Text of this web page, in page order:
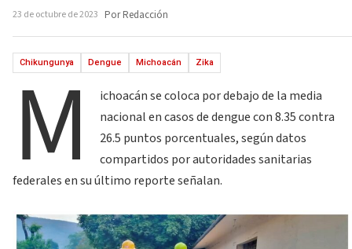
23 de octubre de 2023 Por Redacción
Chikungunya Dengue Michoacán Zika
M
ichoacán se coloca por debajo de la media
nacional en casos de dengue con 8.35 contra
26.5 puntos porcentuales, según datos
compartidos por autoridades sanitarias
federales en su último reporte señalan.